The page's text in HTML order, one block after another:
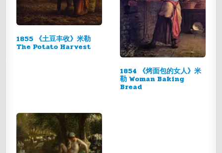
1855 《土豆丰收》米勒
The Potato Harvest
1854 《烤面包的女人》米
勒 Woman Baking
Bread